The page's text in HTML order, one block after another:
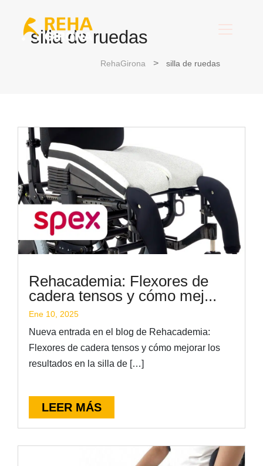
silla de ruedas
RehaGirona silla de ruedas
Rehacademia: Flexores de
cadera tensos y cómo mej...
Ene 10, 2025
Nueva entrada en el blog de Rehacademia:
Flexores de cadera tensos y cómo mejorar los
resultados en la silla de […]
LEER MÁS